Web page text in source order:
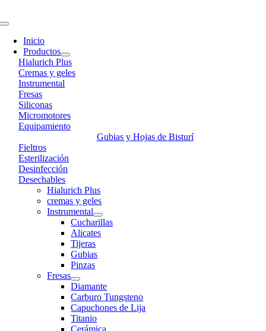
to
Toggle
Navigation
Inicio
Productos
Hialurich Plus
Cremas y geles
Instrumental
Fresas
Siliconas
Micromotores
Equipamiento
Gubias y Hojas de Bisturí
Fieltros
Esterilización
Desinfección
Desechables
Hialurich Plus
cremas y geles
Instrumental
Cucharillas
Alicates
Tijeras
Gubias
Pinzas
Fresas
Diamante
Carburo Tungsteno
Capuchones de Lija
Titanio
Cerámica